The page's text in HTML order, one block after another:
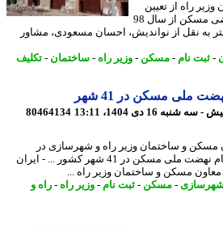
از تعیین
تکلیف بیش از 6.3 میلیون متقاضی مسکن از سال 98
نقل از نواندیش، احسان مسعودی، مشاور
نام-مسکن-وزیر راه - ساختمان-تکلیف
مسکن در 41 شهر
80464134
و ساختمان وزیر راه و شهرسازی در
نشست خبری اظهار کرد: ثبت نام نهضت ملی مسکن در 41 شهر کشور ... - ایران
مسکن و ساختمان وزیر راه ...
- مسکن-ثبت نام-وزیر راه - راه و